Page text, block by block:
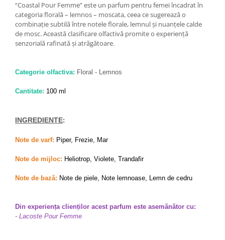
“Coastal Pour Femme” este un parfum pentru femei încadrat în
categoria florală – lemnos – moscata, ceea ce sugerează o
combinație subtilă între notele florale, lemnul și nuanțele calde
de mosc. Această clasificare olfactivă promite o experiență
senzorială rafinată și atrăgătoare.
Categorie olfactiva: Floral - Lemnos
Cantitate: 100 ml
INGREDIENTE:
Note de varf: Piper, Frezie, Mar
Note de mijloc: Heliotrop, Violete, Trandafir
Note de bază: Note de piele, Note lemnoase, Lemn de cedru
Din experiența clienților acest parfum este asemănător cu:
- Lacoste Pour Femme